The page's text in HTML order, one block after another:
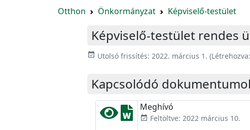
Otthon Önkormányzat Képviselő-testület
Képviselő-testület rendes
event_available Utolsó frissítés: 2022. március 1. (Létrehozva:
Kapcsolódó
Meghívó
event_available Feltöltve: 2022 március 10.